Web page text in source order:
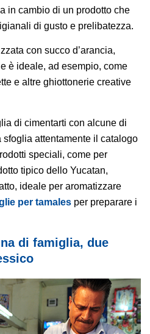
in cambio di un prodotto che
di gusto e prelibatezza.
con succo d’arancia,
è ideale, ad esempio, come
e altre ghiottonerie creative
di cimentarti con alcune di
attentamente il catalogo
speciali, come per
tipico dello Yucatan,
ideale per aromatizzare
per tamales per preparare i
di famiglia, due